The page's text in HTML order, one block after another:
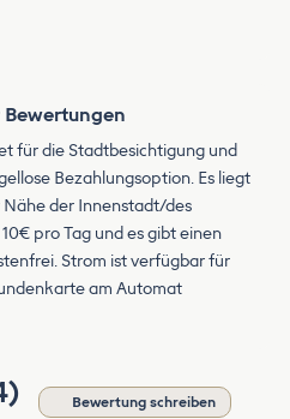
für die Stadtbesichtigung und
Bezahlungsoption. Es liegt
der Innenstadt/des
pro Tag und es gibt einen
Strom ist verfügbar für
am Automat
Bewertung schreiben